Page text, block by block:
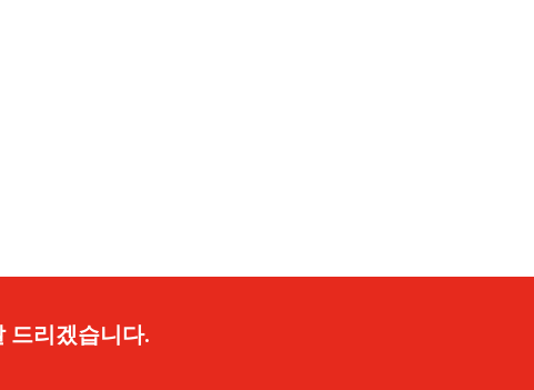
드리겠습니다.